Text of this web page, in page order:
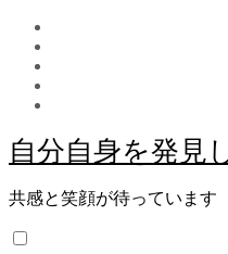
ッ
プ
自分自身を発見
共感と笑顔が待っています